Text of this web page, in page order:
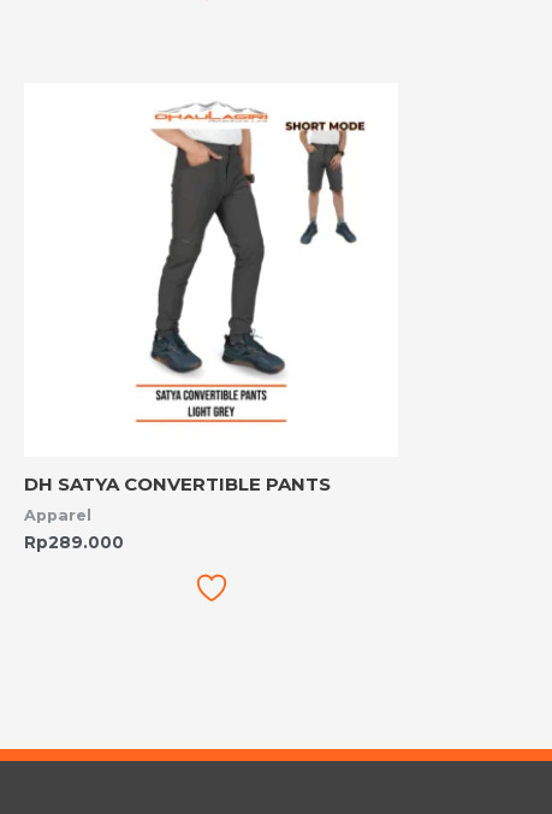
DH SATYA CONVERTIBLE PANTS
Apparel
Rp289.000